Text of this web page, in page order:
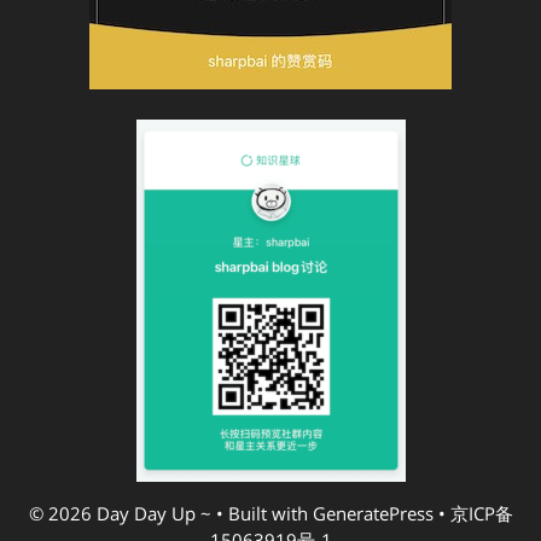
© 2026 Day Day Up ~ • Built with GeneratePress• 京ICP备